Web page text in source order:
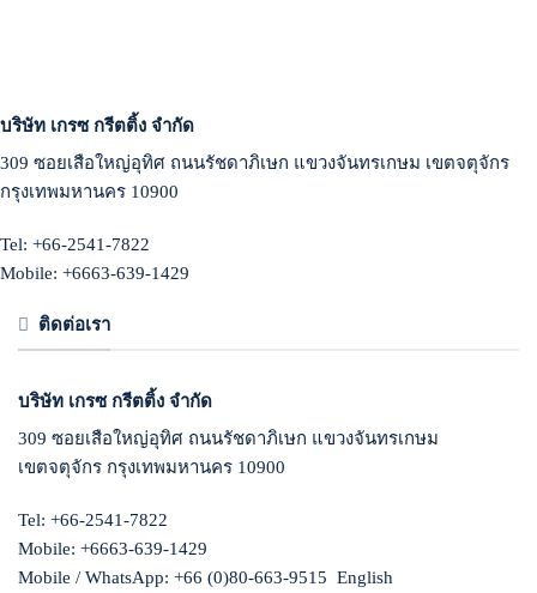
บริษัท เกรซ กรีตติ้ง จำกัด
309 ซอยเสือใหญ่อุทิศ ถนนรัชดาภิเษก แขวงจันทรเกษม เขตจตุจักร
กรุงเทพมหานคร 10900
Tel: +66-2541-7822
Mobile: +6663-639-1429
ติดต่อเรา
บริษัท เกรซ กรีตติ้ง จำกัด
309 ซอยเสือใหญ่อุทิศ ถนนรัชดาภิเษก แขวงจันทรเกษม
เขตจตุจักร กรุงเทพมหานคร 10900
Tel: +66-2541-7822
Mobile: +6663-639-1429
Mobile / WhatsApp: +66 (0)80-663-9515 English